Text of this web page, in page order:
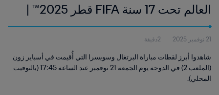
العالم تحت 17 سنة FIFA قطر 2025™ |
أبرز اللقطات
21 نوفمبر 2025 2دقيقة
شاهدوا أبرز لقطات مباراة البرتغال وسويسرا التي أُقيمت في أسباير زون
(الملعب 2) في الدوحة يوم الجمعة 21 نوفمبر عند الساعة 17:45 (بالتوقيت
المحلي).